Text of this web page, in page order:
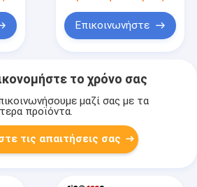
Επικοινωνήστε
το χρόνο σας
μαζί σας με τα
προϊόντα.
τις απαιτήσεις σας